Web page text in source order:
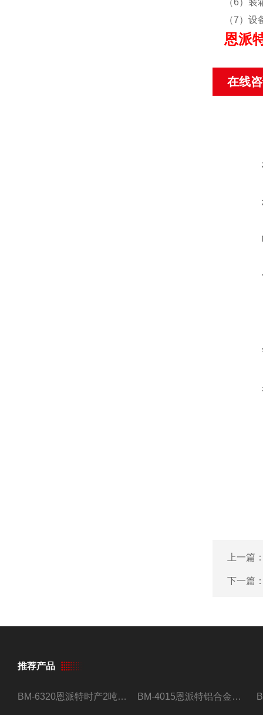
（6）装
（7）
恩派
在线
上一篇
下一篇
推荐产品
BM-6320恩派特时产2吨合金钢屑压饼机 BM-4015恩派特铝合金屑压饼机 脱油效果好